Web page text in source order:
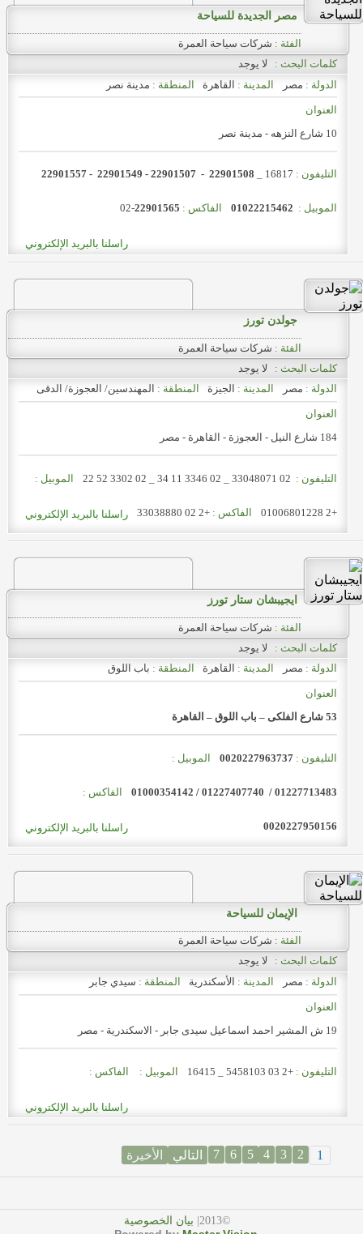
مصر الجديدة للسياحة
الفئة : شركات سياحة العمرة
كلمات البحث :
لا يوجد
الدولة : مصر المدينة : القاهرة المنطقة : مدينة نصر
العنوان
10 شارع النزهه - مدينة نصر
التليفون : 16817 _
22901508 - 22901507 - 22901549 - 22901557
الموبيل : الفاكس : 02-22901565
راسلنا بالبريد الإلكتروني
جولدن تورز
الفئة : شركات سياحة العمرة
كلمات البحث :
لا يوجد
الدولة : مصر المدينة : الجيزة المنطقة : المهندسين/ العجوزة/ الدقى
العنوان
184 شارع النيل - العجوزة - القاهرة - مصر
التليفون : 02 3346 11 34 _
02 3302 52 22 الموبيل :
+2 01006801228 الفاكس : +2 02 33038880 راسلنا بالبريد الإلكتروني
ايجيبشان ستار تورز
الفئة : شركات سياحة العمرة
كلمات البحث :
لا يوجد
الدولة : مصر المدينة : القاهرة المنطقة : باب اللوق
العنوان
53 شارع الفلكى – باب اللوق – القاهرة
التليفون : 0020227963737 الموبيل :
01227713483 / 01227407740 / 01000354142 الفاكس :
0020227950156 راسلنا بالبريد الإلكتروني
الإيمان للسياحة
الفئة : شركات سياحة العمرة
كلمات البحث :
لا يوجد
الدولة : مصر المدينة : الأسكندرية المنطقة : سيدي جابر
العنوان
19 ش المشير احمد اسماعيل سيدى جابر - الاسكندرية - مصر
التليفون : +2 03 5458103 _ 16415 الموبيل : الفاكس :
راسلنا بالبريد الإلكتروني
1
2
3
4
5
6
7 التالي الأخيرة
©2013| بيان الخصوصية